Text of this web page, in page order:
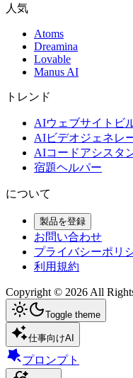
人気
Atoms
Dreamina
Lovable
Manus AI
トレンド
AIウェブサイトビ
AIビデオジェネレ
AIコードアシスタ
宿題ヘルパー
について
製品を登録
お問い合わせ
プライバシーポリ
利用規約
Copyright © 2026 All
Toggle theme
仕事向けAI
プロンプト